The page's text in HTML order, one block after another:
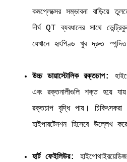
কমপ্লেক্সের সম্ভাবনা বাড়িয়ে
দীর্ঘ QT ব্যবধানের সাথে
যেখানে হৃৎপিণ্ড খুব দ্রুত
উচ্চ ডায়াস্টোলিক রক্তচাপ:
এবং রক্তনালীগুলি শক্ত হয়ে
রক্তচাপ বৃদ্ধি পায়। চিকিৎসকরা
হাইপারটেনশন হিসেবে উল্লেখ
হার্ট ফেইলিউর: